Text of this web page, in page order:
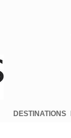
DESTINATIONS